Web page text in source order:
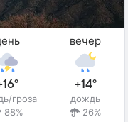
гроза
88%
вечер
+14°
дождь
26%